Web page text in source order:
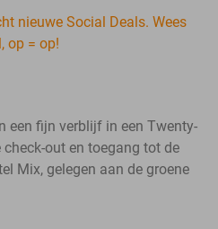
nieuwe Social Deals. Wees
op = op!
een fijn verblijf in een Twenty-
out en toegang tot de
Mix, gelegen aan de groene